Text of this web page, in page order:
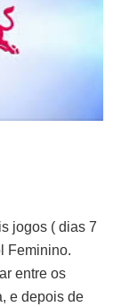
jogos ( dias 7
Feminino.
entre os
e depois de